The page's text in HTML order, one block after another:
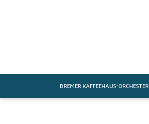
BREMER KAFFEEHAUS-ORCHESTER